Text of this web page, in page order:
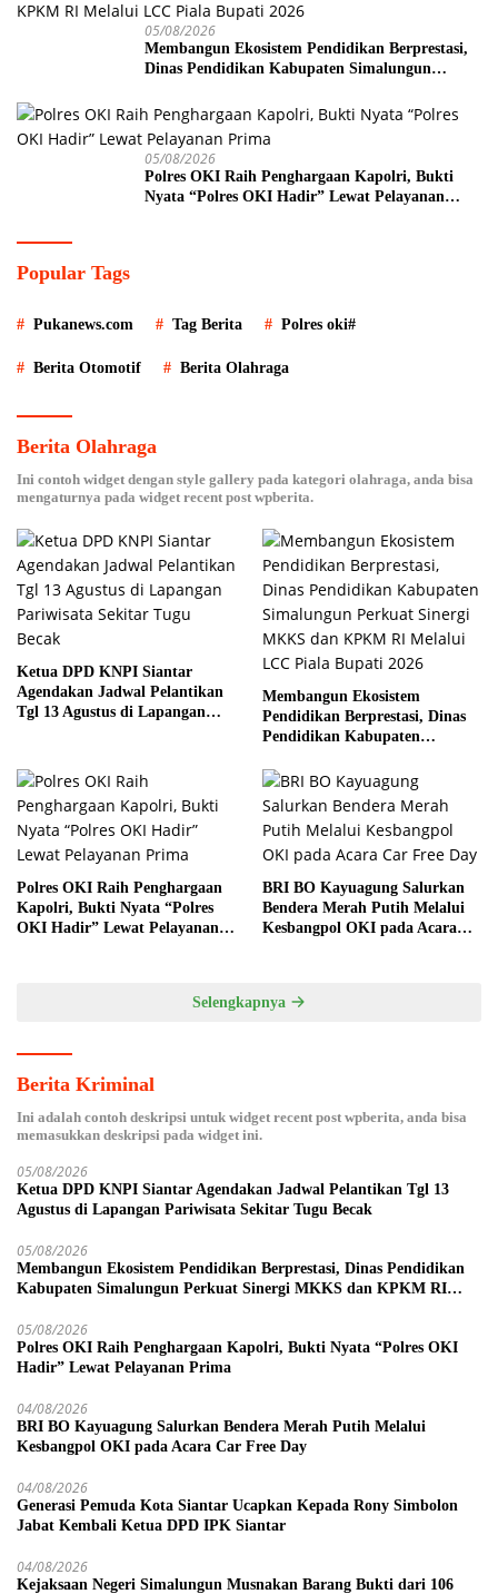
05/08/2026
Membangun Ekosistem Pendidikan Berprestasi,
Dinas Pendidikan Kabupaten Simalungun
LCC Piala Bupati 2026
05/08/2026
Polres OKI Raih Penghargaan Kapolri, Bukti
Nyata “Polres OKI Hadir” Lewat Pelayanan
Popular Tags
Pukanews.com Tag Berita Polres oki#
Berita Otomotif Berita Olahraga
Berita Olahraga
Ini contoh widget dengan style gallery pada kategori olahraga, anda bisa
mengaturnya pada widget recent post wpberita.
Ketua DPD KNPI Siantar
Agendakan Jadwal Pelantikan
Tgl 13 Agustus di Lapangan
Membangun Ekosistem
Pendidikan Berprestasi, Dinas
Pendidikan Kabupaten
MKKS dan KPKM RI Melalui
LCC Piala Bupati 2026
Polres OKI Raih Penghargaan
Kapolri, Bukti Nyata “Polres
OKI Hadir” Lewat Pelayanan
BRI BO Kayuagung Salurkan
Bendera Merah Putih Melalui
Kesbangpol OKI pada Acara
Selengkapnya
Berita Kriminal
Ini adalah contoh deskripsi untuk widget recent post wpberita, anda bisa
memasukkan deskripsi pada widget ini.
05/08/2026
Ketua DPD KNPI Siantar Agendakan Jadwal Pelantikan Tgl 13
Agustus di Lapangan Pariwisata Sekitar Tugu Becak
05/08/2026
Membangun Ekosistem Pendidikan Berprestasi, Dinas Pendidikan
Kabupaten Simalungun Perkuat Sinergi MKKS dan KPKM RI
05/08/2026
Polres OKI Raih Penghargaan Kapolri, Bukti Nyata “Polres OKI
Hadir” Lewat Pelayanan Prima
04/08/2026
BRI BO Kayuagung Salurkan Bendera Merah Putih Melalui
Kesbangpol OKI pada Acara Car Free Day
04/08/2026
Generasi Pemuda Kota Siantar Ucapkan Kepada Rony Simbolon
Jabat Kembali Ketua DPD IPK Siantar
04/08/2026
Kejaksaan Negeri Simalungun Musnakan Barang Bukti dari 106